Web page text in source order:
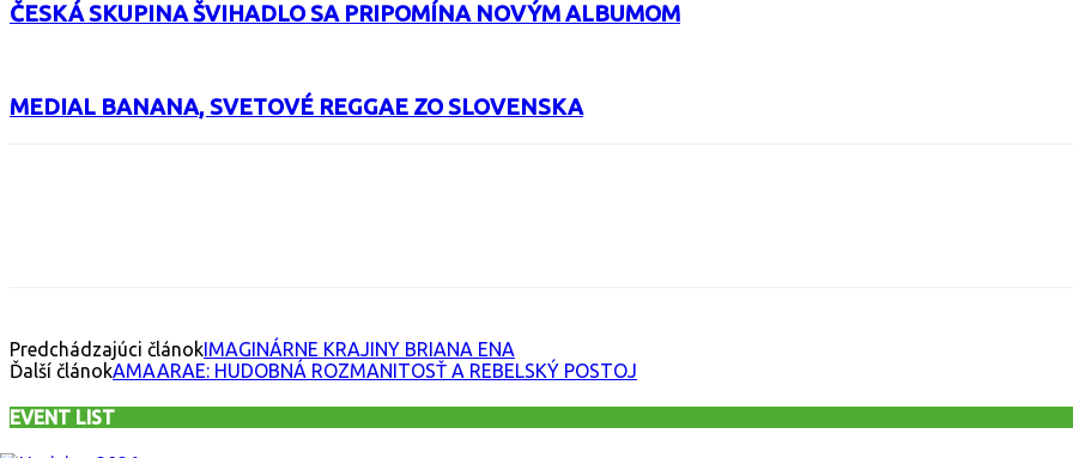
ČESKÁ SKUPINA ŠVIHADLO SA PRIPOMÍNA NOVÝM ALBUMOM
MEDIAL BANANA, SVETOVÉ REGGAE ZO SLOVENSKA
Predchádzajúci článokIMAGINÁRNE KRAJINY BRIANA ENA
Ďalší článokAMAARAE: HUDOBNÁ ROZMANITOSŤ A REBELSKÝ POSTOJ
EVENT LIST